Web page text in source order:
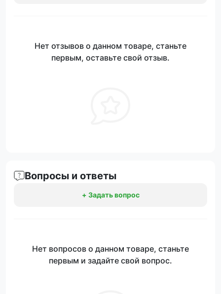
Нет отзывов о данном товаре, станьте
первым, оставьте свой отзыв.
Вопросы и ответы
+ Задать вопрос
Нет вопросов о данном товаре, станьте
первым и задайте свой вопрос.